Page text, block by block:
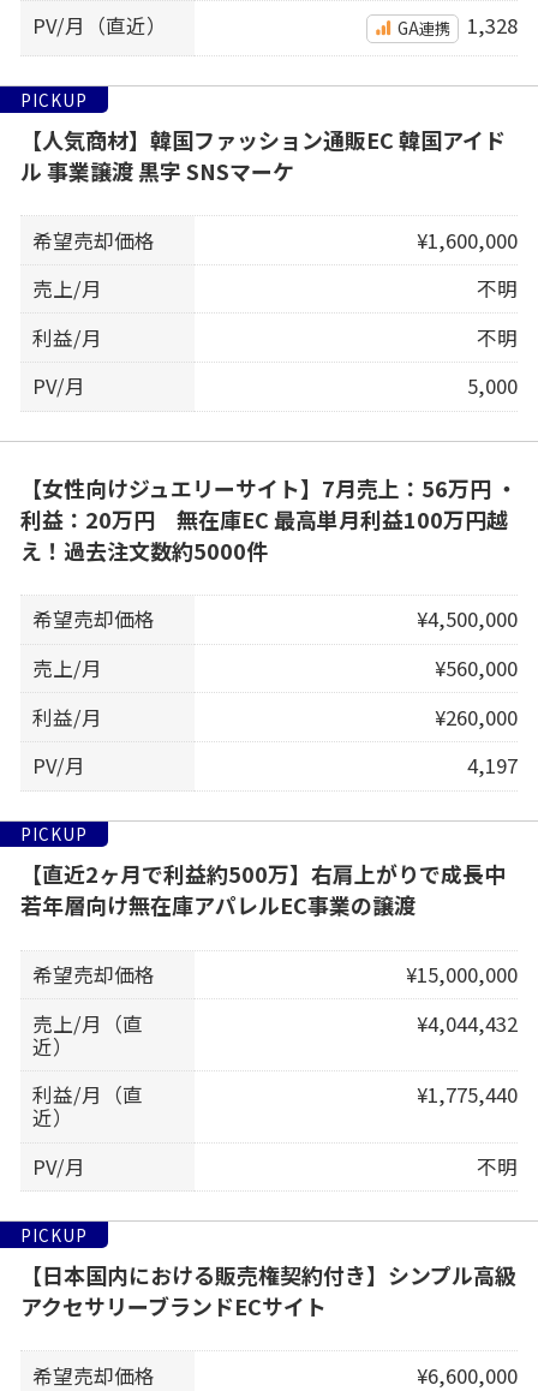
PV/月（直近） GA連携 1,328
PICKUP
【人気商材】韓国ファッション通販EC 韓国アイド
ル 事業譲渡 黒字 SNSマーケ
希望売却価格
¥1,600,000
売上/月
不明
利益/月
不明
PV/月
5,000
【女性向けジュエリーサイト】7月売上：56万円 ・
利益：20万円 無在庫EC 最高単月利益100万円越
え！過去注文数約5000件
希望売却価格
¥4,500,000
売上/月
¥560,000
利益/月
¥260,000
PV/月
4,197
PICKUP
【直近2ヶ月で利益約500万】右肩上がりで成長中
若年層向け無在庫アパレルEC事業の譲渡
希望売却価格
¥15,000,000
売上/月（直
近）
¥4,044,432
利益/月（直
近）
¥1,775,440
PV/月 不明
PICKUP
【日本国内における販売権契約付き】シンプル高級
アクセサリーブランドECサイト
希望売却価格
¥6,600,000